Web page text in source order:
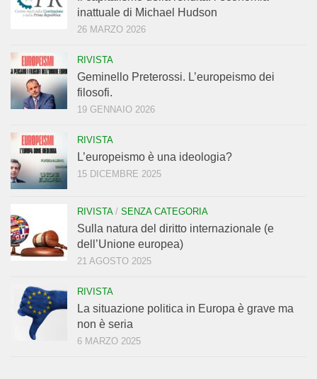
inattuale di Michael Hudson
26 MARZO 2026
RIVISTA
Geminello Preterossi. L’europeismo dei
filosofi.
19 GENNAIO 2026
RIVISTA
L’europeismo è una ideologia?
15 DICEMBRE 2025
RIVISTA/ SENZA CATEGORIA
Sulla natura del diritto internazionale (e
dell’Unione europea)
21 AGOSTO 2025
RIVISTA
La situazione politica in Europa è grave ma
non è seria
6 MARZO 2025